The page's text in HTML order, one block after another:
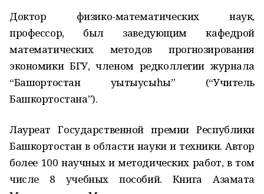
Доктор физико-математических наук,
профессор, был заведующим кафедрой
математических методов прогнозирования
экономики БГУ, членом редколлегии журнала
“Башҡортостан уҡытыусыһы” (“Учитель
Башкортостана”).
Лауреат Государственной премии Республики
Башкортостан в области науки и техники. Автор
более 100 научных и методических работ, в том
числе 8 учебных пособий. Книга Азамата